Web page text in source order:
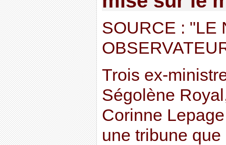
SOURCE : "LE
Trois ex-
Ségolène
Corinne
une tribune